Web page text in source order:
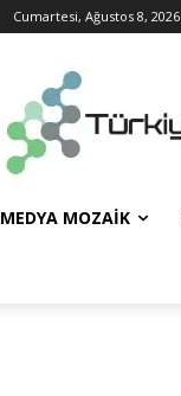
Cumartesi, Ağustos 8, 2026
MEDYA MOZAIK